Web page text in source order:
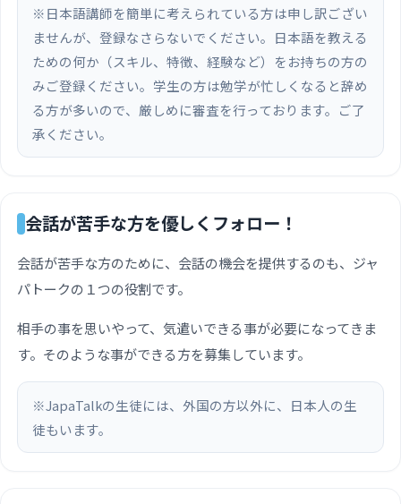
※日本語講師を簡単に考えられている方は申し訳ござい
ませんが、登録なさらないでください。日本語を教える
ための何か（スキル、特徴、経験など）をお持ちの方の
みご登録ください。学生の方は勉学が忙しくなると辞め
る方が多いので、厳しめに審査を行っております。ご了
承ください。
会話が苦手な方を優しくフォロー！
会話が苦手な方のために、会話の機会を提供するのも、ジャ
パトークの１つの役割です。
相手の事を思いやって、気遣いできる事が必要になってきま
す。そのような事ができる方を募集しています。
※JapaTalkの生徒には、外国の方以外に、日本人の生
徒もいます。